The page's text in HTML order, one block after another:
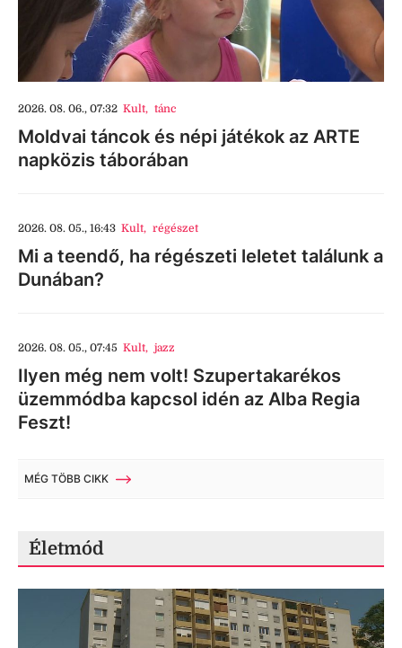
2026. 08. 06., 07:32 Kult, tánc
Moldvai táncok és népi játékok az ARTE
napközis táborában
2026. 08. 05., 16:43 Kult, régészet
Mi a teendő, ha régészeti leletet találunk a
Dunában?
2026. 08. 05., 07:45 Kult, jazz
Ilyen még nem volt! Szupertakarékos
üzemmódba kapcsol idén az Alba Regia
Feszt!
MÉG TÖBB CIKK
Életmód